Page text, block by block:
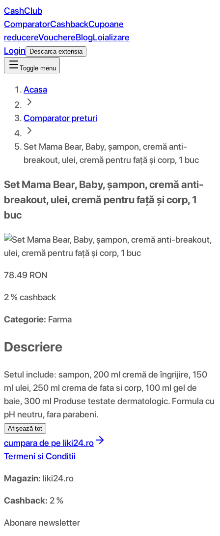
CashClub
ComparatorCashbackCupoane
reducereVouchereBlogLoializare
Login
Descarca extensia
Toggle menu
Acasa
Comparator preturi
Set Mama Bear, Baby, șampon, cremă anti-
breakout, ulei, cremă pentru față și corp, 1 buc
Set Mama Bear, Baby, șampon, cremă anti-
breakout, ulei, cremă pentru față și corp, 1
buc
78.49 RON
2 %cashback
Categorie: Farma
Descriere
Setul include: sampon, 200 ml cremă de îngrijire, 150
ml ulei, 250 ml crema de fata si corp, 100 ml gel de
baie, 300 ml Produse testate dermatologic. Formula cu
pH neutru, fara parabeni.
Afișează tot
cumpara de pe liki24.ro
Termeni si Conditii
Magazin: liki24.ro
Cashback: 2 %
Abonare newsletter